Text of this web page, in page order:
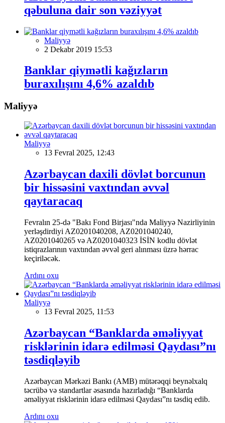
qəbuluna dair son vəziyyət
Maliyyə
2 Dekabr 2019 15:53
Banklar qiymətli kağızların
buraxılışını 4,6% azaldıb
Maliyyə
Maliyyə
13 Fevral 2025, 12:43
Azərbaycan daxili dövlət borcunun
bir hissəsini vaxtından əvvəl
qaytaracaq
Fevralın 25-də "Bakı Fond Birjası"nda Maliyyə Nazirliyinin
yerləşdirdiyi AZ0201040208, AZ0201040240,
AZ0201040265 və AZ0201040323 İSİN kodlu dövlət
istiqrazlarının vaxtından əvvəl geri alınması üzrə hərrac
keçiriləcək.
Ardını oxu
Maliyyə
13 Fevral 2025, 11:53
Azərbaycan “Banklarda əməliyyat
risklərinin idarə edilməsi Qaydası”nı
təsdiqləyib
Azərbaycan Mərkəzi Bankı (AMB) mütərəqqi beynəlxalq
təcrübə və standartlar əsasında hazırladığı “Banklarda
əməliyyat risklərinin idarə edilməsi Qaydası”nı təsdiq edib.
Ardını oxu